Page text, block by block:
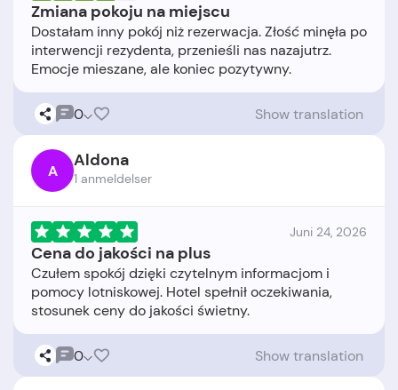
Zmiana pokoju na miejscu
Dostałam inny pokój niż rezerwacja. Złość minęła po
interwencji rezydenta, przenieśli nas nazajutrz.
0 Show translation
A Aldona
1 anmeldelser
Juni 24, 2026
Cena do jakości na plus
Czułem spokój dzięki czytelnym informacjom i
pomocy lotniskowej. Hotel spełnił oczekiwania,
0 Show translation